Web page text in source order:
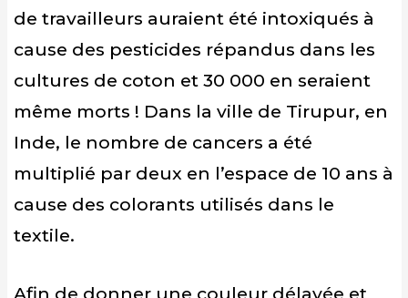
de travailleurs auraient été intoxiqués à
cause des pesticides répandus dans les
cultures de coton et 30 000 en seraient
même morts ! Dans la ville de Tirupur, en
Inde, le nombre de cancers a été
multiplié par deux en l’espace de 10 ans à
cause des colorants utilisés dans le
textile.